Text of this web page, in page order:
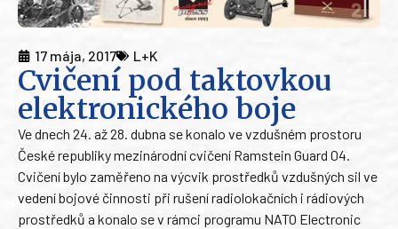
17 mája, 2017 L+K
Cvičení pod taktovkou
elektronického boje
Ve dnech 24. až 28. dubna se konalo ve vzdušném prostoru
České republiky mezinárodní cvičení Ramstein Guard 04.
Cvičení bylo zaměřeno na výcvik prostředků vzdušných sil ve
vedení bojové činnosti při rušení radiolokačních i rádiových
prostředků a konalo se v rámci programu NATO Electronic